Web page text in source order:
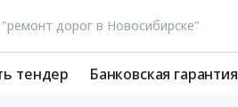
тендер Банковская гарантия